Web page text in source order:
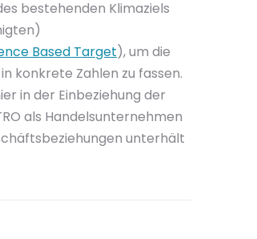
bestehenden Klimaziels
Based Target), um die
konkrete Zahlen zu fassen.
in der Einbeziehung der
als Handelsunternehmen
unterhält